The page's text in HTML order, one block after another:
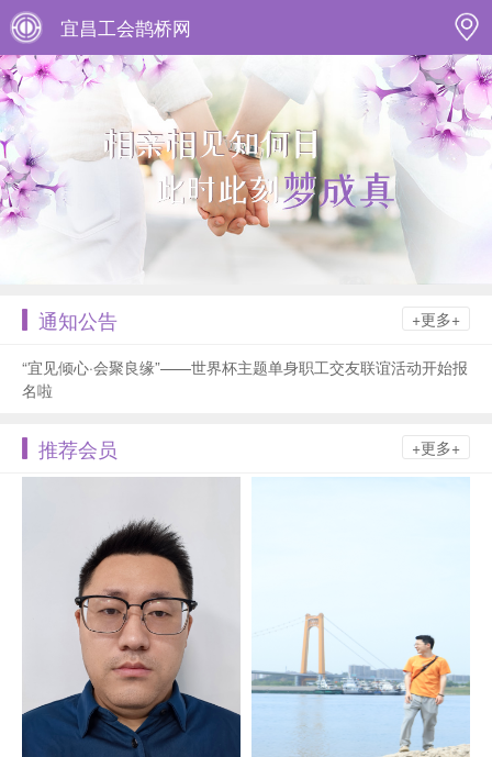
宜昌工会鹊桥网
通知公告 +更多+
“宜见倾心·会聚良缘”——世界杯主题单身职工交友联谊活动开始报
名啦
推荐会员 +更多+